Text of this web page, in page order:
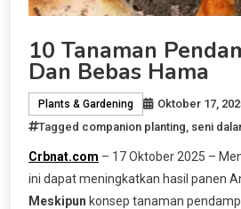
10 Tanaman
Dan Bebas Hama
Plants & Gardening Oktober 17,
Tagged companion planting seni
Crbnat.com – 17 Oktober 2025 –
ini dapat meningkatkan hasil panen
Meskipun konsep tanaman